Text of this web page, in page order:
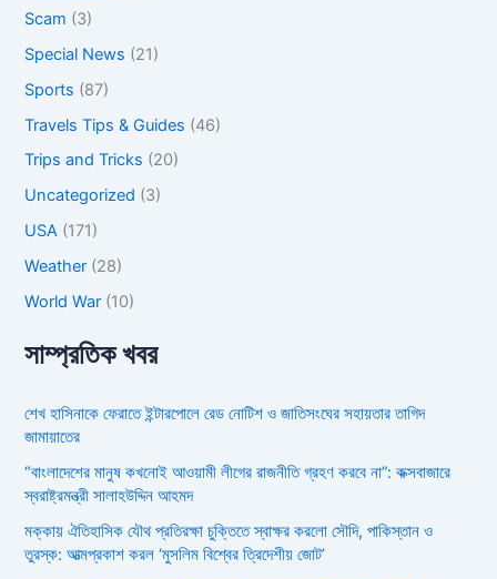
Scam (3)
Special News (21)
Sports (87)
Travels Tips & Guides (46)
Trips and Tricks (20)
Uncategorized (3)
USA (171)
Weather (28)
World War (10)
সাম্প্রতিক খবর
শেখ হাসিনাকে ফেরাতে ইন্টারপোলে রেড নোটিশ ও জাতিসংঘের সহায়তার তাগিদ
জামায়াতের
“বাংলাদেশের মানুষ কখনোই আওয়ামী লীগের রাজনীতি গ্রহণ করবে না”: কক্সবাজারে
স্বরাষ্ট্রমন্ত্রী সালাহউদ্দিন আহমদ
মক্কায় ঐতিহাসিক যৌথ প্রতিরক্ষা চুক্তিতে স্বাক্ষর করলো সৌদি, পাকিস্তান ও
তুরস্ক: আত্মপ্রকাশ করল ‘মুসলিম বিশ্বের ত্রিদেশীয় জোট’